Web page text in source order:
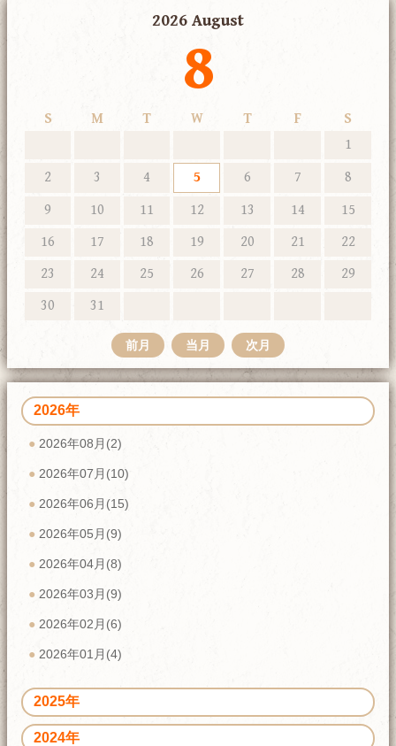
2026 August
8
S M T W T F
S
1
2
3 4 5 6 7
8
9
10 11 12 13 14
15
16
17 18 19 20 21
22
23
24 25 26 27 28
29
30
31
前月 当月 次月
2026年
2026年08月(2)
2026年07月(10)
2026年06月(15)
2026年05月(9)
2026年04月(8)
2026年03月(9)
2026年02月(6)
2026年01月(4)
2025年
2024年